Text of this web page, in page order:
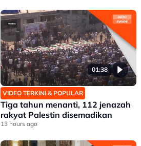
01:38
VIDEO TERKINI & POPULAR
Tiga tahun menanti, 112 jenazah
rakyat Palestin disemadikan
13 hours ago